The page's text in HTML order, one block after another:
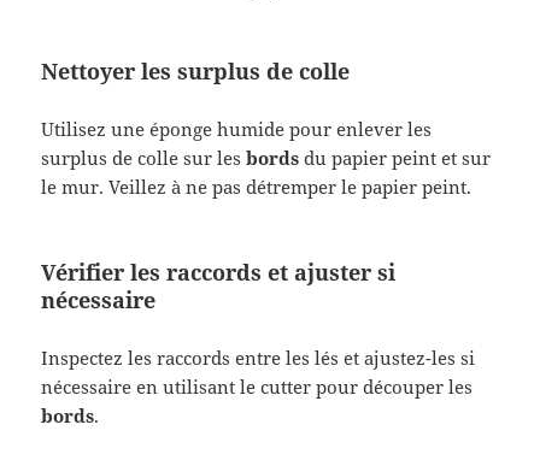
Nettoyer les surplus de colle
Utilisez une éponge humide pour enlever les
surplus de colle sur lesbords du papier peint et sur
le mur. Veillez à ne pas détremper le papier peint.
Vérifier les raccords et ajuster si
nécessaire
Inspectez les raccords entre les lés et ajustez-les si
nécessaire en utilisant le cutter pour découper les
bords.